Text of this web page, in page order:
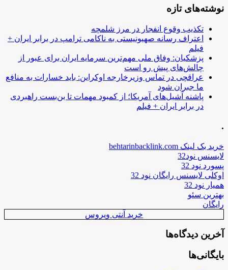
نوشته‌های تازه
تکذیب وقوع انفجار در مرز شلمچه
اعتراف رسانه صهیونیستی به ناکامی ترامپ در برابر ایران +
فیلم
پزشکیان: وفاق ملی مهم‌ترین سرمایه ایران برای عبور از
چالش‌های پیش رو است
عراقچی در تماس وزیرخارجه اوکراین: باید خسارات به منافع
ما جبران شود
پاشنه آشیل‌های آمریکا؛ از کمبود مهمات تا بن‌بست راهبردی
در برابر ایران + فیلم
.
خرید بک لینک behtarinbacklink.com
لایسنس نود32
پسورد نود 32
اوکلی لایسنس رایگان نود 32
همیار نود 32
بهترین سئو
رایگان
خرید آنتی ویروس
آخرین دیدگاه‌ها
بایگانی‌ها